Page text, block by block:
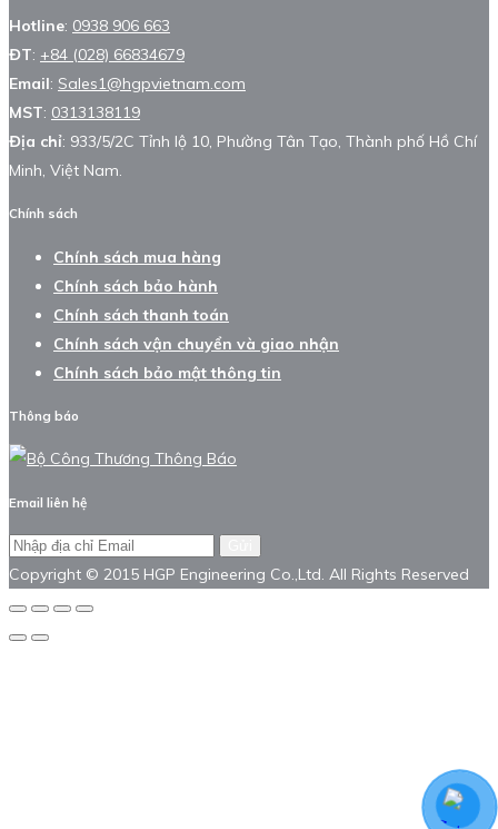
Hotline: 0938 906 663
ĐT: +84 (028) 66834679
Email: Sales1@hgpvietnam.com
MST: 0313138119
Địa chỉ: 933/5/2C Tỉnh lộ 10, Phường Tân Tạo, Thành phố Hồ Chí
Minh, Việt Nam.
Chính sách
Chính sách mua hàng
Chính sách bảo hành
Chính sách thanh toán
Chính sách vận chuyển và giao nhận
Chính sách bảo mật thông tin
Thông báo
Email liên hệ
Copyright © 2015 HGP Engineering Co.,Ltd. All Rights Reserved